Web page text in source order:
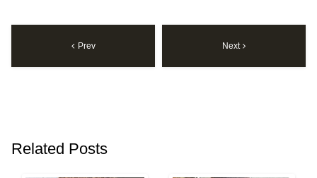
Prev Next
Related Posts